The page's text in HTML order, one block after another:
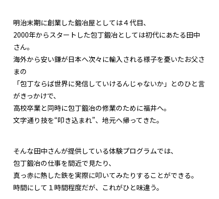
明治末期に創業した鍛冶屋としては４代目、
2000年からスタートした包丁鍛冶としては初代にあたる田中
さん。
海外から安い鎌が日本へ次々に輸入される様子を憂いたお父さ
まの
「包丁ならば世界に発信していけるんじゃないか」とのひと言
がきっかけで、
高校卒業と同時に包丁鍛冶の修業のために福井へ。
文字通り技を“叩き込まれ”、地元へ帰ってきた。
そんな田中さんが提供している体験プログラムでは、
包丁鍛冶の仕事を間近で見たり、
真っ赤に熱した鉄を実際に叩いてみたりすることができる。
時間にして１時間程度だが、これがひと味違う。